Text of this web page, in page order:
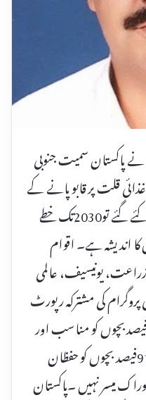
پاکستان سمیت جنوبی
قلت پر قابو پانے کے
لئے ہنگامی بنیادوں پر اقدامات نہ کئے گئے تو2030تک خطے
کا اندیشہ ہے۔ اقوام
یونیسیف، عالمی
کی مشترکہ رپورٹ
کے مطابق پاکستان میں صرف 9فیصد بچوں کو مناسب اور
متوازن خوراک دستیاب ہے۔91فیصد بچوں کو حفظان
میسر نہیں ۔پاکستان